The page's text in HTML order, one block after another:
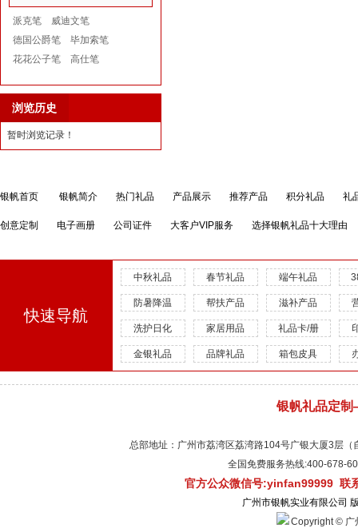
派克笔
威迪文笔
德国公爵笔
毕加索笔
花花公子笔
高仕笔
浏览历史
暂时浏览记录！
银帆首页 银帆简介 热门礼品 产品展示 推荐产品 积分礼品 礼
创意定制 电子画册 公司证件 大客户VIP服务 选择银帆礼品十大理由
快速导航
中秋礼品 春节礼品 端午礼品
防暑降温 帮扶产品 滋补产品
洗护日化 家居用品 礼品卡/册
金银礼品 品牌礼品 箱包皮具
银帆礼品定
总部地址：广州市荔湾区荔湾路104号广银大厦3层
全国免费服务热线:400-
官方公众微信号:yinfan99999 联
广州市银帆实业有限公司
Copyright © 广